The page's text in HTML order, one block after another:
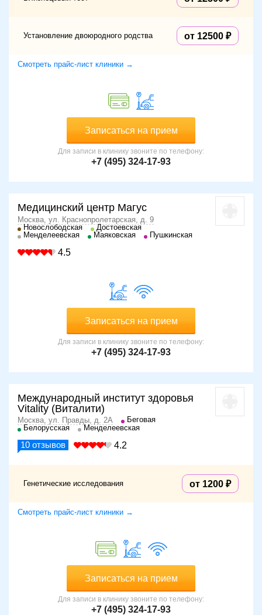
Установление двоюродного родства от 12500
Смотреть прайс-лист клиники →
Записаться на прием
Для записи в клинику звоните по телефону:
+7 (495) 324-17-93
Медицинский центр Магус
Москва, ул. Краснопролетарская, д. 9
Новослободская
Достоевская
Менделеевская
Маяковская Пушкинская
4.5
Записаться на прием
Для записи в клинику звоните по телефону:
+7 (495) 324-17-93
Международный институт здоровья
Vitality (Виталити)
Москва, ул. Правды, д. 2А
Беговая
Белорусская
Менделеевская
10 отзывов 4.2
Генетические исследования от 1200
Смотреть прайс-лист клиники →
Записаться на прием
Для записи в клинику звоните по телефону:
+7 (495) 324-17-93